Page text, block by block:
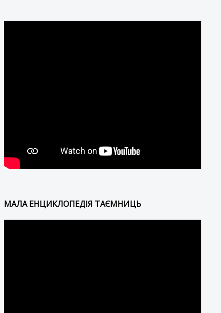
МАЛА ЕНЦИКЛОПЕДІЯ ТАЄМНИЦЬ